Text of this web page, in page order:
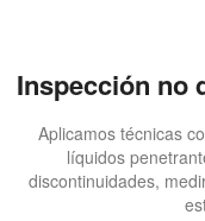
Inspección no
Aplicamos técnicas
líquidos
discontinuidades,